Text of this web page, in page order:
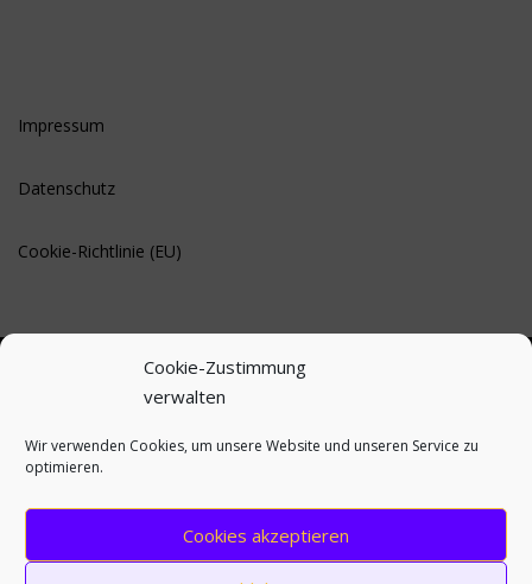
Cookie-Zustimmung
verwalten
Wir verwenden Cookies, um unsere Website und unseren Service zu
optimieren.
Cookies akzeptieren
Impressum
Datenschutz
Cookie-Richtlinie (EU)